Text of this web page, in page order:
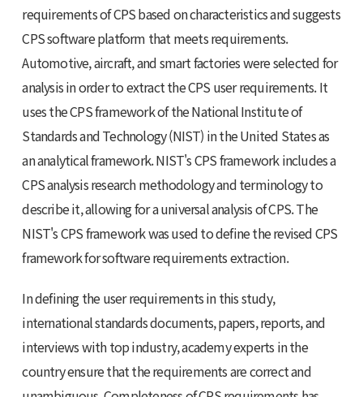
requirements of CPS based on characteristics and suggests
CPS software platform that meets requirements.
Automotive, aircraft, and smart factories were selected for
analysis in order to extract the CPS user requirements. It
uses the CPS framework of the National Institute of
Standards and Technology (NIST) in the United States as
an analytical framework. NIST's CPS framework includes a
CPS analysis research methodology and terminology to
describe it, allowing for a universal analysis of CPS. The
NIST's CPS framework was used to define the revised CPS
framework for software requirements extraction.
In defining the user requirements in this study,
international standards documents, papers, reports, and
interviews with top industry, academy experts in the
country ensure that the requirements are correct and